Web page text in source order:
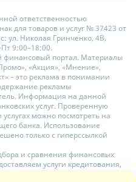
ответственностью
для товаров и услуг № 37423 от
ул. Николая Гринченко, 4В,
9:00–18:00.
портал. Материалы
«Акция», «Мнение»,
– это реклама в понимании
рекламы
Информация на данной
услуг. Проверенную
можно посмотреть на
банка. Использование
только с гиперссылкой
и сравнения финансовых
услуги кредитования,
Ваши личные данные на